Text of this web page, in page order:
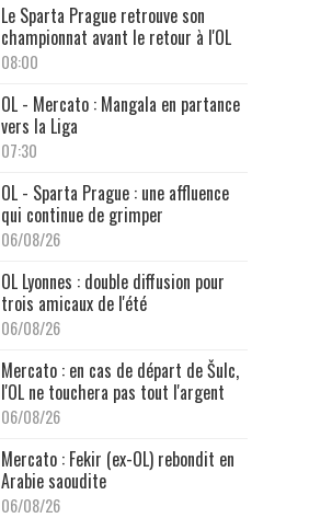
Le Sparta Prague retrouve son
championnat avant le retour à l'OL
08:00
OL - Mercato : Mangala en partance
vers la Liga
07:30
OL - Sparta Prague : une affluence
qui continue de grimper
06/08/26
OL Lyonnes : double diffusion pour
trois amicaux de l'été
06/08/26
Mercato : en cas de départ de Šulc,
l'OL ne touchera pas tout l'argent
06/08/26
Mercato : Fekir (ex-OL) rebondit en
Arabie saoudite
06/08/26